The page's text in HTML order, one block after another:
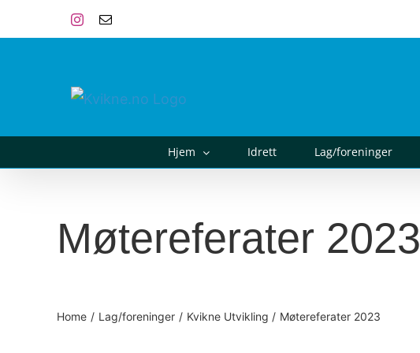
to
Instagram
E-
Hjem Idrett Lag/foreninger
Møtereferater 2023
Home Lag/foreninger Kvikne Utvikling Møtereferater 2023